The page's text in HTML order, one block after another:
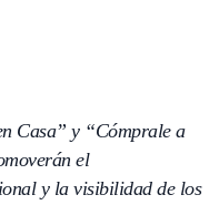
Casa” y “Cómprale a
el
y la visibilidad de los